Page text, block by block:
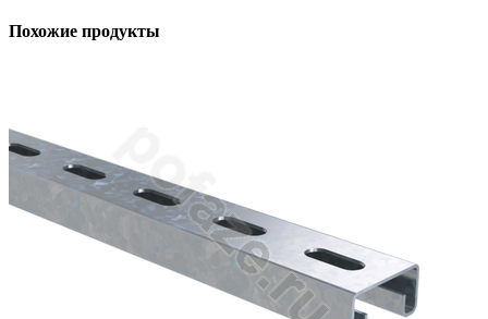
Похожие продукты